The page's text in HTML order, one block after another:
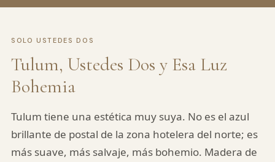
SOLO USTEDES DOS
Tulum, Ustedes Dos y Esa Luz
Bohemia
Tulum tiene una estética muy suya. No es el azul
brillante de postal de la zona hotelera del norte; es
más suave, más salvaje, más bohemio. Madera de